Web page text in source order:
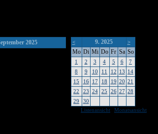
2025 < 9. 2025 >
Mo Di Mi Do Fr Sa So
1 2 3 4 5 6
7
8
9 10 11 12 13 14
15
16 17 18 19 20 21
22
23 24 25 26 27 28
29
30
Listenansicht
Monatsansicht